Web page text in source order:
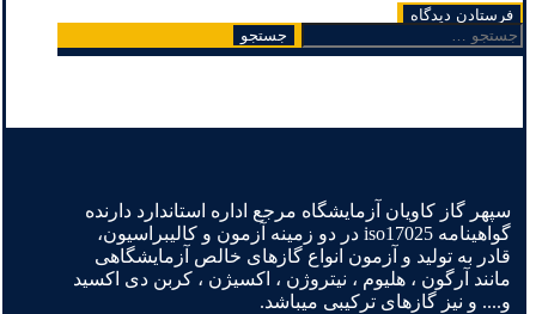
جستجو
برای:
سپهر گاز کاویان آزمایشگاه مرجع اداره استاندارد دارنده
گواهینامه iso17025 در دو زمینه آزمون و کالیبراسیون،
قادر به تولید و آزمون انواع گازهای خالص آزمایشگاهی
مانند آرگون ، هلیوم ، نیتروژن ، اکسیژن ، کربن دی اکسید
و.... و نیز گازهای ترکیبی میباشد.